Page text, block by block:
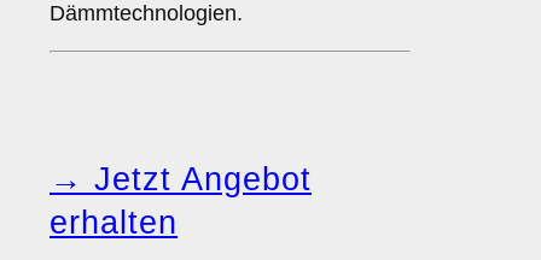
Dämmtechnologien.
→ Jetzt Angebot
erhalten